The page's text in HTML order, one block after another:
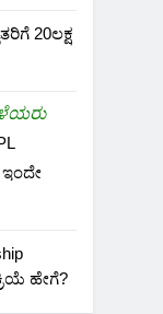
20ಲಕ್ಷ
ಹೇಗೆ?